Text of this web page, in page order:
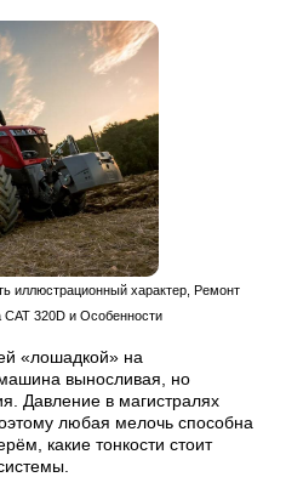
иллюстрационный характер, Ремонт
CAT 320D и Особенности
«лошадкой» на
выносливая, но
Давление в магистралях
любая мелочь способна
какие тонкости стоит